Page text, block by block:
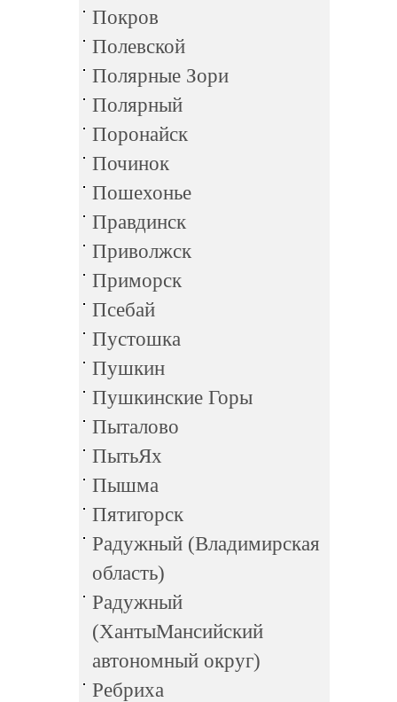
Покров
Полевской
Полярные Зори
Полярный
Поронайск
Починок
Пошехонье
Правдинск
Приволжск
Приморск
Псебай
Пустошка
Пушкин
Пушкинские Горы
Пыталово
ПытьЯх
Пышма
Пятигорск
Радужный (Владимирская
область)
Радужный
(ХантыМансийский
автономный округ)
Ребриха